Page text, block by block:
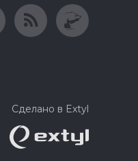
Сделано в Extyl